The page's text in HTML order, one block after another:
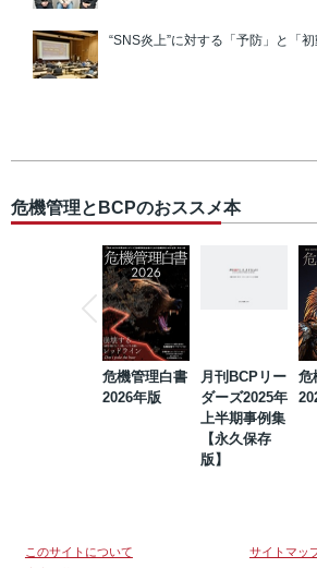
“SNS炎上”に対する「予防」と「
危機管理とBCPのおススメ本
危機管理白書
2026年版
月刊BCPリー
ダーズ2025年
上半期事例集
【永久保存
版】
危
このサイトについて
サイトマッ